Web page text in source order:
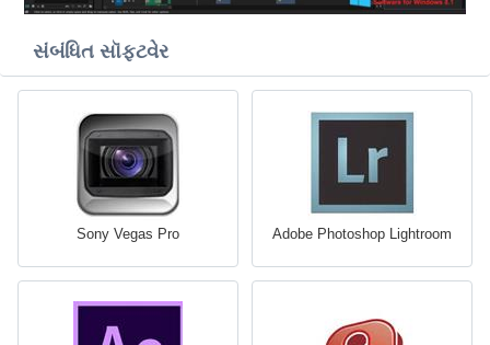
સંબંધિત સૉફ્ટવેર
Sony Vegas Pro Adobe Photoshop Lightroom